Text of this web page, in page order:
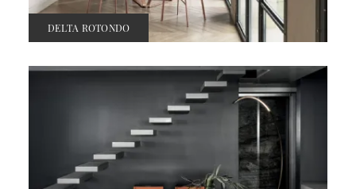
DELTA ROTONDO